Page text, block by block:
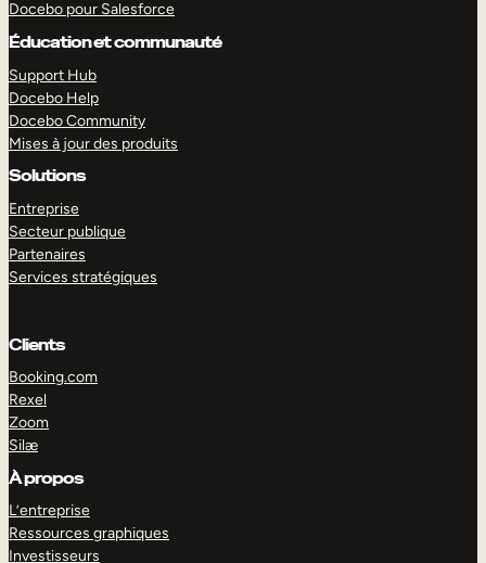
Docebo pour Salesforce
Éducation et communauté
Support Hub
Docebo Help
Docebo Community
Mises à jour des produits
Solutions
Entreprise
Secteur publique
Partenaires
Services stratégiques
Clients
Booking.com
Rexel
Zoom
Silæ
À propos
L’entreprise
Ressources graphiques
Investisseurs